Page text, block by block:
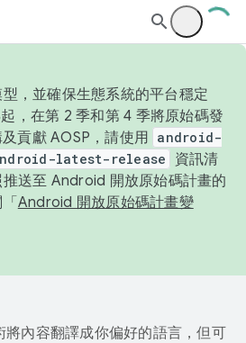
，並確保生態系統的平台穩定
，在第 2 季和第 4 季將原始碼發
貢獻 AOSP，請使用 android-
latest-release
資訊清
送至 Android 開放原始碼計畫的
Android 開放原始碼計畫變
內容翻譯成你偏好的語言，但可